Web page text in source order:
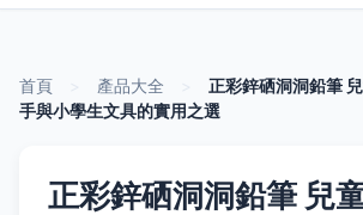
首頁 產品大全
正彩鋅硒洞洞鉛筆
手與小學生文具的實用之選
正彩鋅硒洞洞鉛筆 兒